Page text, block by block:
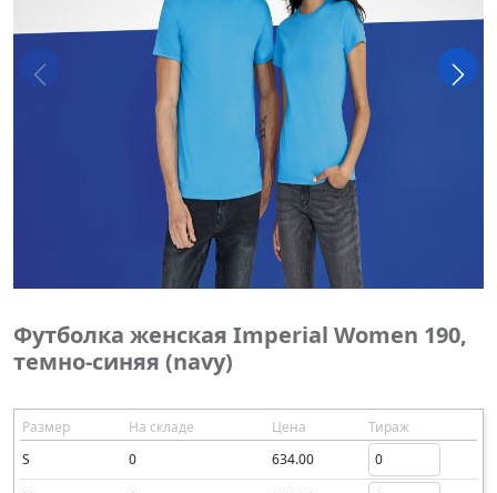
Футболка женская Imperial Women 190,
темно-синяя (navy)
Размер На складе Цена
Тираж
S
0 634.00